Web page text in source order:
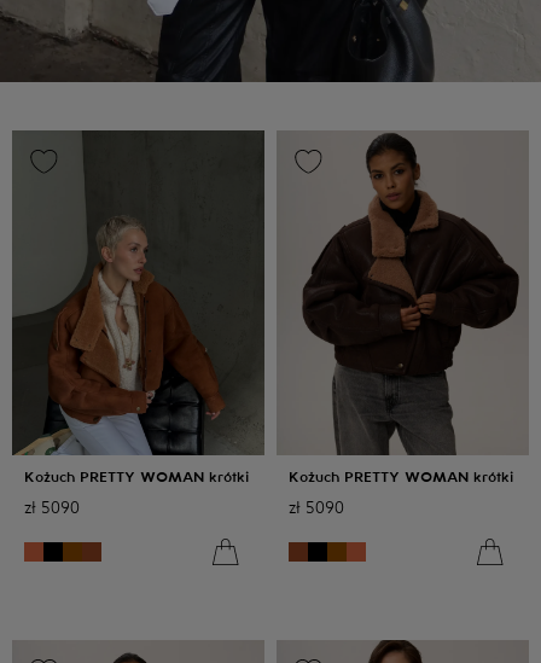
Kożuch PRETTY WOMAN krótki
zł 5090
Kożuch PRETTY WOMAN krótki
zł 5090